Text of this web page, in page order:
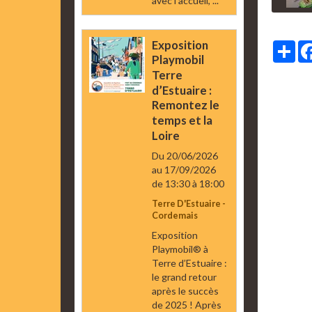
Exposition
Playmobil
Terre
d’Estuaire :
Remontez le
temps et la
Loire
Du 20/06/2026
au 17/09/2026
de 13:30à 18:00
Terre D'Estuaire -
Cordemais
Exposition
Playmobil® à
Terre d’Estuaire :
le grand retour
après le succès
de 2025 ! Après